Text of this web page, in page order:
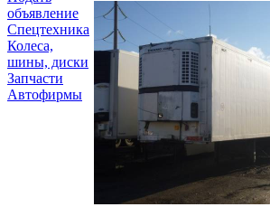
объявление
Спецтехника
Колеса,
шины, диски
Запчасти
Автофирмы